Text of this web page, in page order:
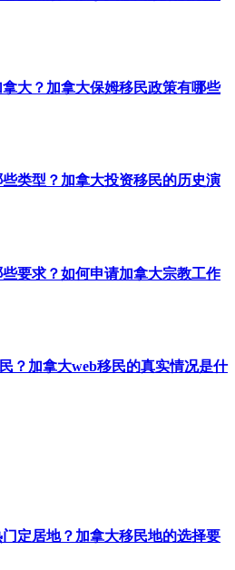
大？加拿大保姆移民政策有哪些
类型？加拿大投资移民的历史演
要求？如何申请加拿大宗教工作
？加拿大web移民的真实情况是什
定居地？加拿大移民地的选择要